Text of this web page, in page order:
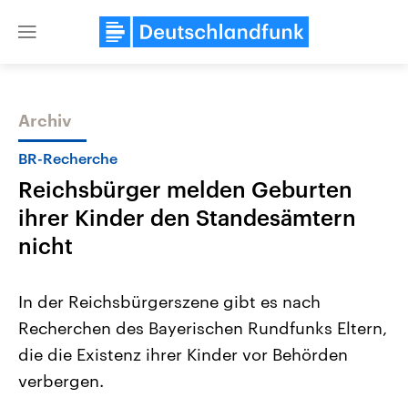
Close
Themen
2026
Alle Informationen
Sachsen-Anhalt wählt am 6.
September 2026 einen neuen
Landtag. Seit 2021 wird das
Aktuelle Beiträge,
Hintergründe
Wirtschaftlich und
Archiv
BR-Recherche
Reichsbürger melden Geburten
ihrer Kinder den Standesämtern
nicht
In der Reichsbürgerszene gibt es nach
Recherchen des Bayerischen Rundfunks Eltern,
die die Existenz ihrer Kinder vor Behörden
verbergen.